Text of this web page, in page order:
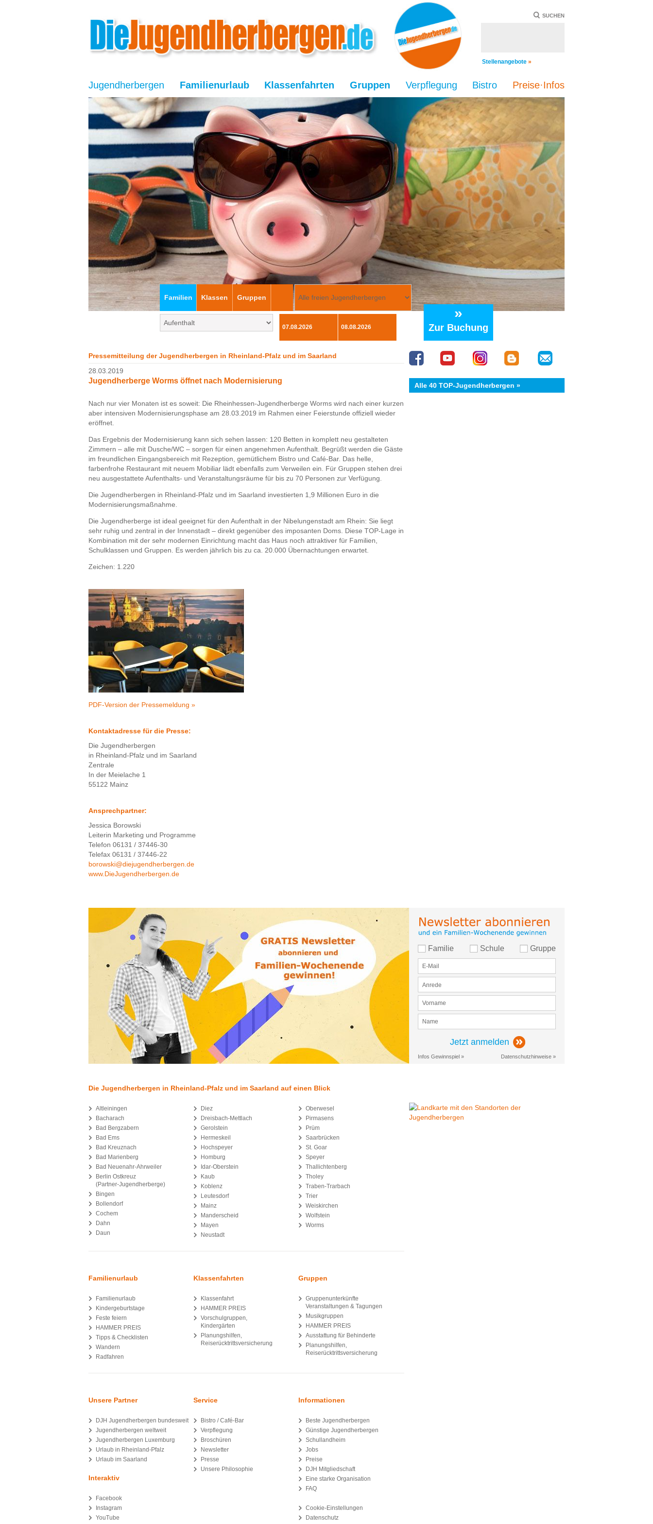
SUCHEN
Stellenangebote »
Jugendherbergen Familienurlaub Klassenfahrten Gruppen Verpflegung Bistro Preise·Infos
Familien Klassen Gruppen
»
Zur Buchung
Alle 40 TOP-Jugendherbergen »
Pressemitteilung der Jugendherbergen in Rheinland-Pfalz und im Saarland
28.03.2019
Jugendherberge Worms öffnet nach Modernisierung
Nach nur vier Monaten ist es soweit: Die Rheinhessen-Jugendherberge Worms wird nach einer kurzen
aber intensiven Modernisierungsphase am 28.03.2019 im Rahmen einer Feierstunde offiziell wieder
eröffnet.
Das Ergebnis der Modernisierung kann sich sehen lassen: 120 Betten in komplett neu gestalteten
Zimmern – alle mit Dusche/WC – sorgen für einen angenehmen Aufenthalt. Begrüßt werden die Gäste
im freundlichen Eingangsbereich mit Rezeption, gemütlichem Bistro und Café-Bar. Das helle,
farbenfrohe Restaurant mit neuem Mobiliar lädt ebenfalls zum Verweilen ein. Für Gruppen stehen drei
neu ausgestattete Aufenthalts- und Veranstaltungsräume für bis zu 70 Personen zur Verfügung.
Die Jugendherbergen in Rheinland-Pfalz und im Saarland investierten 1,9 Millionen Euro in die
Modernisierungsmaßnahme.
Die Jugendherberge ist ideal geeignet für den Aufenthalt in der Nibelungenstadt am Rhein: Sie liegt
sehr ruhig und zentral in der Innenstadt – direkt gegenüber des imposanten Doms. Diese TOP-Lage in
Kombination mit der sehr modernen Einrichtung macht das Haus noch attraktiver für Familien,
Schulklassen und Gruppen. Es werden jährlich bis zu ca. 20.000 Übernachtungen erwartet.
Zeichen: 1.220
PDF-Version der Pressemeldung »
Kontaktadresse für die Presse:
Die Jugendherbergen
in Rheinland-Pfalz und im Saarland
Zentrale
In der Meielache 1
55122 Mainz
Ansprechpartner:
Jessica Borowski
Leiterin Marketing und Programme
Telefon 06131 / 37446-30
Telefax 06131 / 37446-22
borowski@diejugendherbergen.de
www.DieJugendherbergen.de
Familie Schule Gruppe
Jetzt anmelden
Infos Gewinnspiel » Datenschutzhinweise »
Die Jugendherbergen in Rheinland-Pfalz und im Saarland auf einen Blick
Altleiningen
Bacharach
Bad Bergzabern
Bad Ems
Bad Kreuznach
Bad Marienberg
Bad Neuenahr-Ahrweiler
Berlin Ostkreuz
(Partner-Jugendherberge)
Bingen
Bollendorf
Cochem
Dahn
Daun
Diez
Dreisbach-Mettlach
Gerolstein
Hermeskeil
Hochspeyer
Homburg
Idar-Oberstein
Kaub
Koblenz
Leutesdorf
Mainz
Manderscheid
Mayen
Neustadt
Oberwesel
Pirmasens
Prüm
Saarbrücken
St. Goar
Speyer
Thallichtenberg
Tholey
Traben-Trarbach
Trier
Weiskirchen
Wolfstein
Worms
Familienurlaub
Familienurlaub
Kindergeburtstage
Feste feiern
HAMMER PREIS
Tipps & Checklisten
Wandern
Radfahren
Klassenfahrten
Klassenfahrt
HAMMER PREIS
Vorschulgruppen,
Kindergärten
Planungshilfen,
Reiserücktrittsversicherung
Gruppen
Gruppenunterkünfte
Veranstaltungen & Tagungen
Musikgruppen
HAMMER PREIS
Ausstattung für Behinderte
Planungshilfen,
Reiserücktrittsversicherung
Unsere Partner
DJH Jugendherbergen bundesweit
Jugendherbergen weltweit
Jugendherbergen Luxemburg
Urlaub in Rheinland-Pfalz
Urlaub im Saarland
Interaktiv
Facebook
Instagram
YouTube
Service
Bistro / Café-Bar
Verpflegung
Broschüren
Newsletter
Presse
Unsere Philosophie
Informationen
Beste Jugendherbergen
Günstige Jugendherbergen
Schullandheim
Jobs
Preise
DJH Mitgliedschaft
Eine starke Organisation
FAQ
Cookie-Einstellungen
Datenschutz